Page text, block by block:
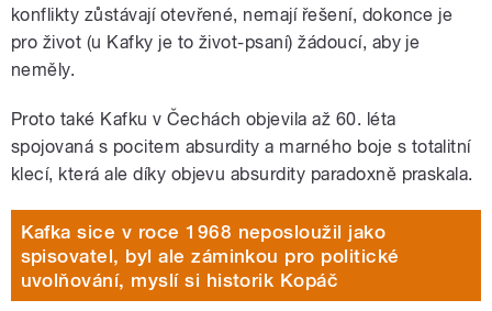
konflikty zůstávají otevřené, nemají řešení, dokonce je
pro život (u Kafky je to život-psaní) žádoucí, aby je
neměly.
Proto také Kafku v Čechách objevila až 60. léta
spojovaná s pocitem absurdity a marného boje s totalitní
klecí, která ale díky objevu absurdity paradoxně praskala.
Kafka sice v roce 1968 neposloužil jako
spisovatel, byl ale záminkou pro politické
uvolňování, myslí si historik Kopáč